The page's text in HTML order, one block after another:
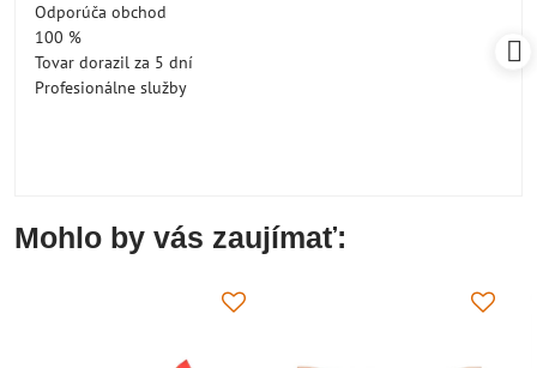
Odporúča obchod
100 %
Tovar dorazil za 5 dní
Profesionálne služby
Mohlo by vás zaujímať: